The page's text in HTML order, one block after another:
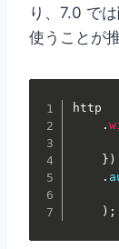
り、7.0 で
使うことが
http
.
} )
.
) ;